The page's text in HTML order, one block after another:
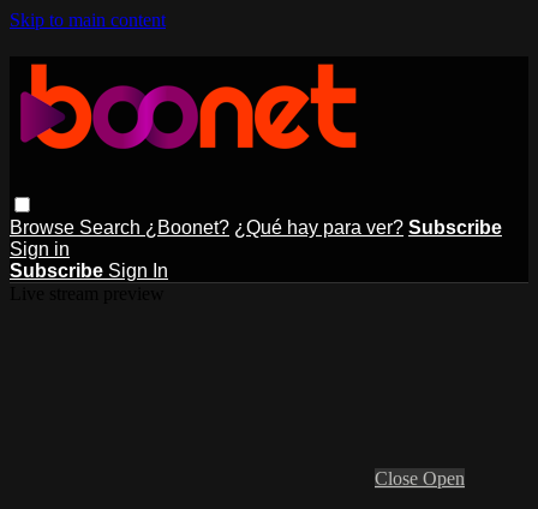
Skip to main content
Browse Search ¿Boonet? ¿Qué hay para ver? Subscribe
Sign in
Subscribe Sign In
Close Open